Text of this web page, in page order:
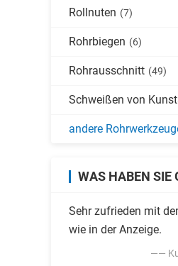
Rollnuten (7)
Rohrbiegen (6)
Rohrausschnitt (49)
Schweißen von
andere
WAS HABEN SIE
Sehr zufrieden mit
wie in der Anzeige.
——